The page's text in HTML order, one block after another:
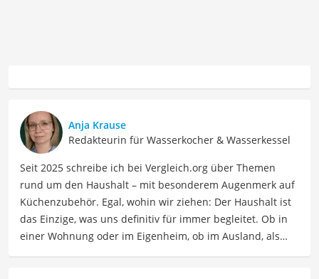
Anja Krause
Redakteurin für Wasserkocher & Wasserkessel
Seit 2025 schreibe ich bei Vergleich.org über Themen
rund um den Haushalt – mit besonderem Augenmerk auf
Küchenzubehör. Egal, wohin wir ziehen: Der Haushalt ist
das Einzige, was uns definitiv für immer begleitet. Ob in
einer Wohnung oder im Eigenheim, ob im Ausland, als